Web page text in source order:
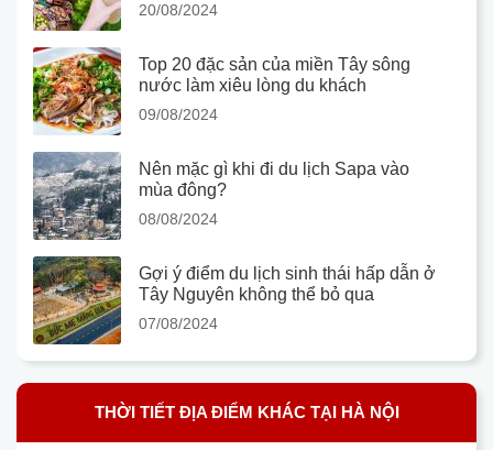
20/08/2024
Top 20 đặc sản của miền Tây sông
nước làm xiêu lòng du khách
09/08/2024
Nên mặc gì khi đi du lịch Sapa vào
mùa đông?
08/08/2024
Gợi ý điểm du lịch sinh thái hấp dẫn ở
Tây Nguyên không thể bỏ qua
07/08/2024
THỜI TIẾT ĐỊA ĐIỂM KHÁC TẠI HÀ NỘI